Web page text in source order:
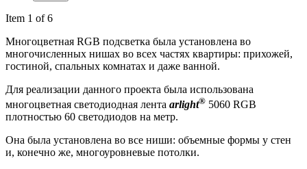
Item 1 of 6
Многоцветная RGB подсветка была установлена во
многочисленных нишах во всех частях квартиры: прихожей,
гостиной, спальных комнатах и даже ванной.
Для реализации данного проекта была использована
многоцветная светодиодная лента arlight® 5060 RGB
плотностью 60 светодиодов на метр.
Она была установлена во все ниши: объемные формы у стен
и, конечно же, многоуровневые потолки.